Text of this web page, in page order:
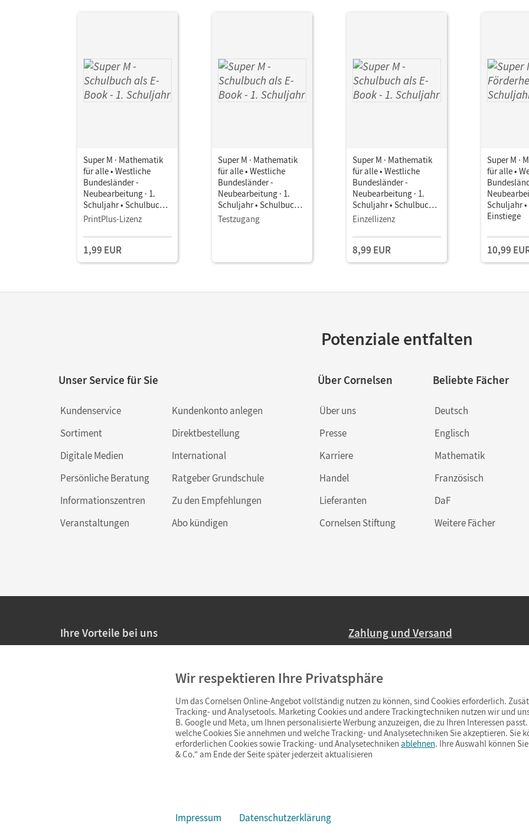
Super M · Mathematik
für alle • Westliche
Bundesländer -
Neubearbeitung · 1.
Schuljahr • Schulbuch
als E-Book
PrintPlus-Lizenz
1,99 EUR
Super M · Mathematik
für alle • Westliche
Bundesländer -
Neubearbeitung · 1.
Schuljahr • Schulbuch
als E-Book
Testzugang
Super M · Mathematik
für alle • Westliche
Bundesländer -
Neubearbeitung · 1.
Schuljahr • Schulbuch
als E-Book
Einzellizenz
8,99 EUR
Super M ·
für alle •
Schuljahr
Einstiege
10,99
Potenziale entfalten
Unser Service für Sie
Kundenservice
Sortiment
Digitale Medien
Persönliche Beratung
Informationszentren
Veranstaltungen
Kundenkonto anlegen
Direktbestellung
International
Ratgeber Grundschule
Zu den Empfehlungen
Abo kündigen
Über Cornelsen
Über uns
Presse
Karriere
Handel
Lieferanten
Cornelsen Stiftung
Beliebte Fächer
Deutsch
Englisch
Mathematik
Französisch
DaF
Weitere Fächer
Ihre Vorteile bei uns
Persönliche Angebote für Lehrkräfte
Sicheres Einkaufen mit SSL-Verschlüsselung
Widerrufsfristvon 4 Wochen
Schnelle und einfache Retourenabwicklung
Zahlung und Versand
Ab 59,– EUR Bestellwert liefern wir
(Lieferung in 3–6 Tagen).
Barrierefreiheit Cookies & Co.
Wir respektieren Ihre Privatsphäre
Um das Cornelsen Online-Angebot vollständig nutzen zu können, sind Cookies erforderlich.
Tracking- und Analysetools. Marketing Cookies und andere Trackingtechniken nutzen wir und
B. Google und Meta, um Ihnen personalisierte Werbung anzuzeigen, die zu Ihren Interessen
welche Cookies Sie annehmen und welche Tracking- und Analysetechniken Sie akzeptieren. Sie
erforderlichen Cookies sowie Tracking- und Analysetechniken ablehnen. Ihre Auswahl können
& Co.“ am Ende der Seite später jederzeit aktualisieren
Impressum Datenschutzerklärung